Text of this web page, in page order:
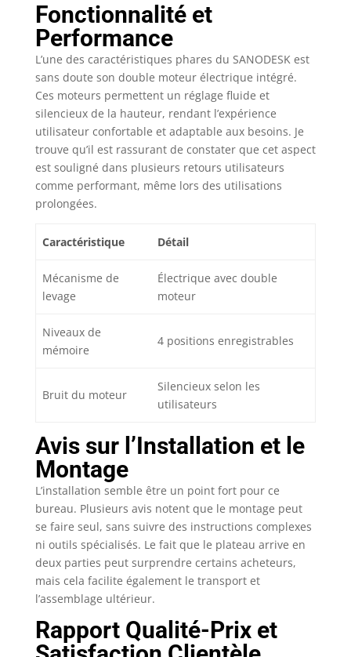
mouvement de
commande est
intelligente et facile à
utiliser. Vous pouvez
régler les hauteurs
d'assise et de la
station debout
souhaitées. Le design
anti-collision offre une
été testés 20000 fois,
industrielles
internationales et sont
de 180 cm : le bureau
d'une largeur de 110
cm utilise l'espace
manière optimale,
finition simple et de
qualité supérieure. La
surface de travail est
spacieuse et offre
suffisamment d'espace
pour les ordinateurs,
les calculatrices et
bureau nécessaires.
C'est amusant et
Fonctionnalité et
Performance
L’une des caractéristiques phares du SANODESK est
sans doute son double moteur électrique intégré.
Ces moteurs permettent un réglage fluide et
silencieux de la hauteur, rendant l’expérience
utilisateur confortable et adaptable aux besoins. Je
trouve qu’il est rassurant de constater que cet aspect
est souligné dans plusieurs retours utilisateurs
comme performant, même lors des utilisations
prolongées.
Caractéristique Détail
Mécanisme de
levage
Électrique avec double
moteur
Niveaux de
mémoire
4 positions enregistrables
Bruit du moteur
Silencieux selon les
utilisateurs
Avis sur l’Installation et le
Montage
L’installation semble être un point fort pour ce
bureau. Plusieurs avis notent que le montage peut
se faire seul, sans suivre des instructions complexes
ni outils spécialisés. Le fait que le plateau arrive en
deux parties peut surprendre certains acheteurs,
mais cela facilite également le transport et
l’assemblage ultérieur.
Rapport Qualité-Prix et